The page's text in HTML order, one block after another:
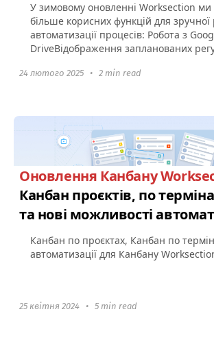
У зимовому оновленні Worksection
більше корисних функцій для зручної
автоматизації процесів: Робота з
DriveВідображення запланованих
24 лютого 2025 • 2 min read
Оновлення Канбану
Канбан проєктів, по
та нові можливості
Канбан по проєктах, Канбан по
автоматизації для Канбану
25 квітня 2024 • 5 min read